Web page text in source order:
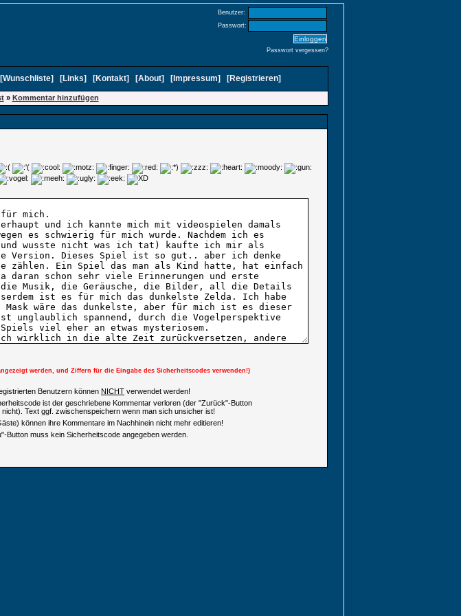
Benutzer:
Passwort:
Passwort vergessen?
[Wunschliste] [Links] [Kontakt] [About] [ Impressum] [Registrieren]
» Kommentar hinzufügen
werden, und Ziffern für die Eingabe des Sicherheitscodes verwenden!)
Benutzern können NICHT verwendet werden!
ist der geschriebene Kommentar verloren (der "Zurück"-Button
Text ggf. zwischenspeichern wenn man sich unsicher ist!
können ihre Kommentare im Nachhinein nicht mehr editieren!
Button muss kein Sicherheitscode angegeben werden.